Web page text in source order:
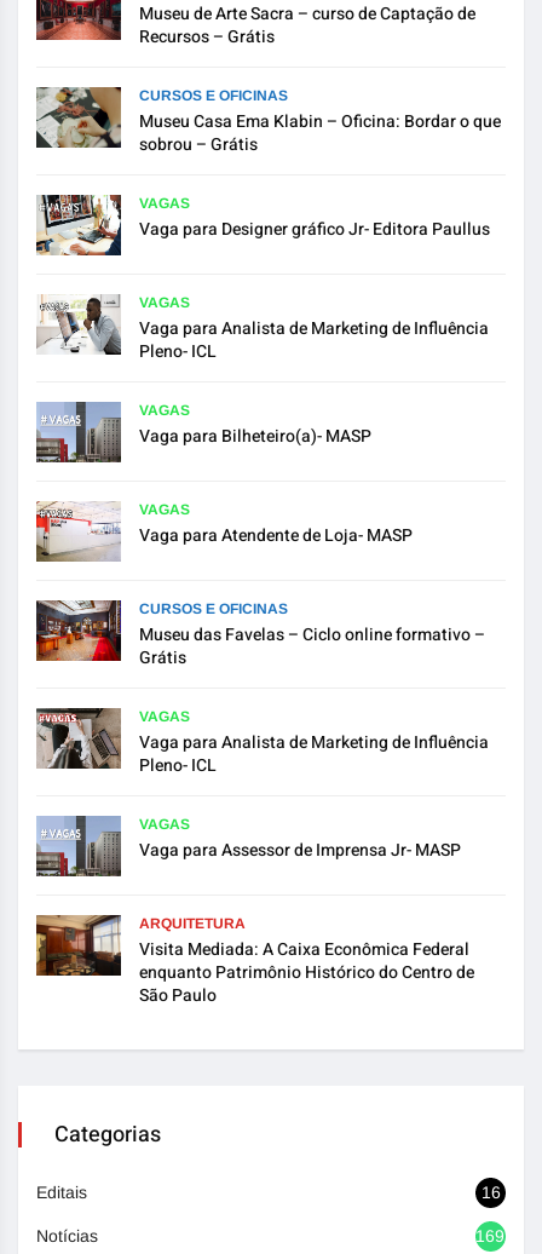
Museu de Arte Sacra – curso de Captação de
Recursos – Grátis
CURSOS E OFICINAS
Museu Casa Ema Klabin – Oficina: Bordar o que
sobrou – Grátis
VAGAS
Vaga para Designer gráfico Jr- Editora Paullus
VAGAS
Vaga para Analista de Marketing de Influência
Pleno- ICL
VAGAS
Vaga para Bilheteiro(a)- MASP
VAGAS
Vaga para Atendente de Loja- MASP
CURSOS E OFICINAS
Museu das Favelas – Ciclo online formativo –
Grátis
VAGAS
Vaga para Analista de Marketing de Influência
Pleno- ICL
VAGAS
Vaga para Assessor de Imprensa Jr- MASP
ARQUITETURA
Visita Mediada: A Caixa Econômica Federal
enquanto Patrimônio Histórico do Centro de
São Paulo
Categorias
Editais 16
Notícias 1692